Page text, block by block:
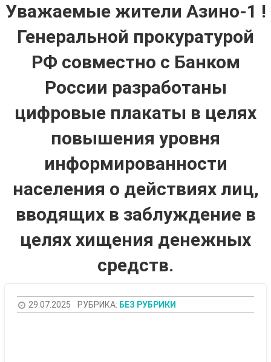
Уважаемые жители Азино-1 !
Генеральной прокуратурой
РФ совместно с Банком
России разработаны
цифровые плакаты в целях
повышения уровня
информированности
населения о действиях лиц,
вводящих в заблуждение в
целях хищения денежных
средств.
29.07.2025 РУБРИКА: БЕЗ РУБРИКИ